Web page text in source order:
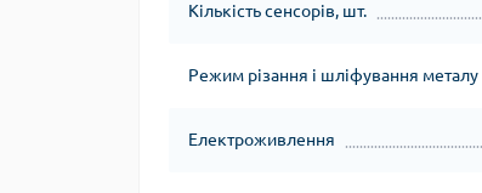
Кількість сенсорів, шт.
Режим різання і шліфування металу
Електроживлення